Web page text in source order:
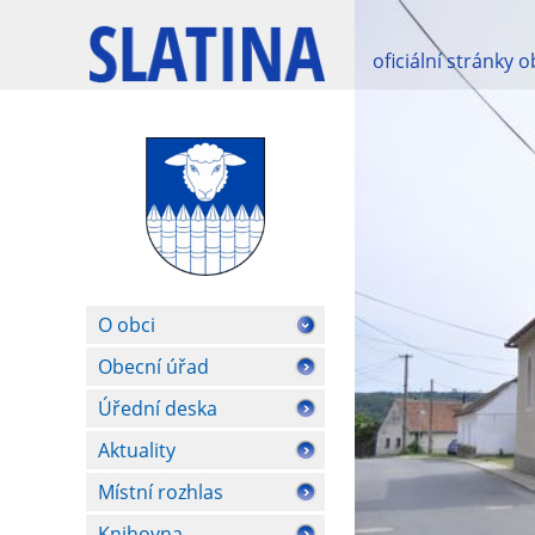
O obci
Obecní úřad
Úřední deska
Aktuality
Místní rozhlas
oficiální stránky